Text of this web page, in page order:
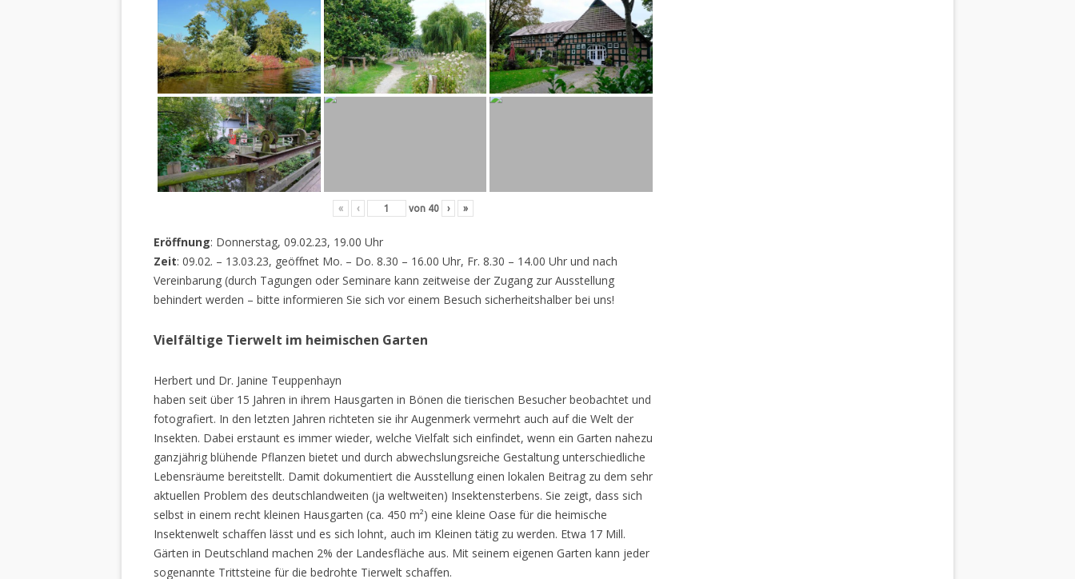
« ‹ von 40 › »
Eröffnung: Donnerstag, 09.02.23, 19.00 Uhr
Zeit: 09.02. – 13.03.23, geöffnet Mo. – Do. 8.30 – 16.00 Uhr, Fr. 8.30 – 14.00 Uhr und nach
Vereinbarung (durch Tagungen oder Seminare kann zeitweise der Zugang zur Ausstellung
behindert werden – bitte informieren Sie sich vor einem Besuch sicherheitshalber bei uns!
Vielfältige Tierwelt im heimischen Garten
Herbert und Dr. Janine Teuppenhayn
haben seit über 15 Jahren in ihrem Hausgarten in Bönen die tierischen Besucher beobachtet und
fotografiert. In den letzten Jahren richteten sie ihr Augenmerk vermehrt auch auf die Welt der
Insekten. Dabei erstaunt es immer wieder, welche Vielfalt sich einfindet, wenn ein Garten nahezu
ganzjährig blühende Pflanzen bietet und durch abwechslungsreiche Gestaltung unterschiedliche
Lebensräume bereitstellt. Damit dokumentiert die Ausstellung einen lokalen Beitrag zu dem sehr
aktuellen Problem des deutschlandweiten (ja weltweiten) Insektensterbens. Sie zeigt, dass sich
selbst in einem recht kleinen Hausgarten (ca. 450 m²) eine kleine Oase für die heimische
Insektenwelt schaffen lässt und es sich lohnt, auch im Kleinen tätig zu werden. Etwa 17 Mill.
Gärten in Deutschland machen 2% der Landesfläche aus. Mit seinem eigenen Garten kann jeder
sogenannte Trittsteine für die bedrohte Tierwelt schaffen.